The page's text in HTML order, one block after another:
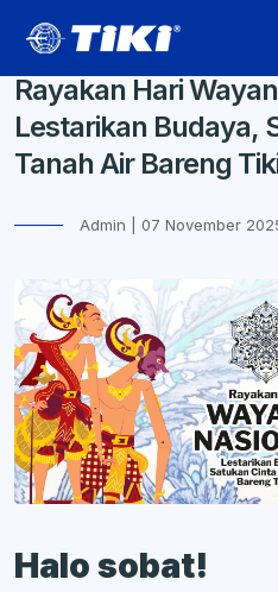
Rayakan Hari
Lestarikan Budaya,
Tanah Air Bareng
Admin | 07 November
Halo sobat!